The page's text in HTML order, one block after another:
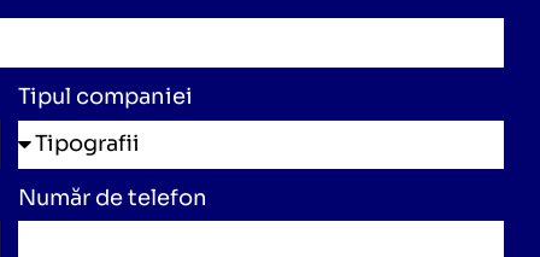
Tipul companiei
Număr de telefon